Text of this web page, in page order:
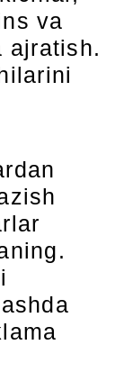
va
ajratish.